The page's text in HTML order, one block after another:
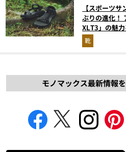
【スポーツ
ぶりの進化！
XLT3」の魅
解説！
靴
モノマックス最新情報